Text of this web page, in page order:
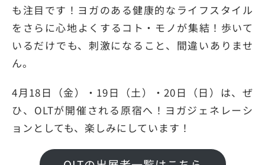
も注目です！ヨガのある健康的なライフスタイル
をさらに心地よくするコト・モノが集結！歩いて
いるだけでも、刺激になること、間違いありませ
ん。
4月18日（金）・19日（土）・20日（日）は、ぜ
ひ、OLTが開催される原宿へ！ヨガジェネレーシ
ョンとしても、楽しみにしています！